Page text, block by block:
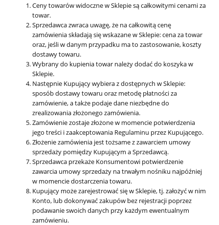
Ceny towarów widoczne w Sklepie są całkowitymi cenami za
towar.
Sprzedawca zwraca uwagę, że na całkowitą cenę
zamówienia składają się wskazane w Sklepie: cena za towar
oraz, jeśli w danym przypadku ma to zastosowanie, koszty
dostawy towaru.
Wybrany do kupienia towar należy dodać do koszyka w
Sklepie.
Następnie Kupujący wybiera z dostępnych w Sklepie:
sposób dostawy towaru oraz metodę płatności za
zamówienie, a także podaje dane niezbędne do
zrealizowania złożonego zamówienia.
Zamówienie zostaje złożone w momencie potwierdzenia
jego treści i zaakceptowania Regulaminu przez Kupującego.
Złożenie zamówienia jest tożsame z zawarciem umowy
sprzedaży pomiędzy Kupującym a Sprzedawcą.
Sprzedawca przekaże Konsumentowi potwierdzenie
zawarcia umowy sprzedaży na trwałym nośniku najpóźniej
w momencie dostarczenia towaru.
Kupujący może zarejestrować się w Sklepie, tj. założyć w nim
Konto, lub dokonywać zakupów bez rejestracji poprzez
podawanie swoich danych przy każdym ewentualnym
zamówieniu.